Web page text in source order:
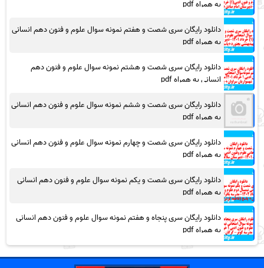
به همراه pdf
دانلود رایگان سری شصت و هفتم نمونه سوال علوم و فنون دهم انسانی
به همراه pdf
دانلود رایگان سری شصت و هشتم نمونه سوال علوم و فنون دهم
انسانی به همراه pdf
دانلود رایگان سری شصت و ششم نمونه سوال علوم و فنون دهم انسانی
به همراه pdf
دانلود رایگان سری شصت و چهارم نمونه سوال علوم و فنون دهم انسانی
به همراه pdf
دانلود رایگان سری شصت و یکم نمونه سوال علوم و فنون دهم انسانی
به همراه pdf
دانلود رایگان سری پنجاه و هفتم نمونه سوال علوم و فنون دهم انسانی
به همراه pdf